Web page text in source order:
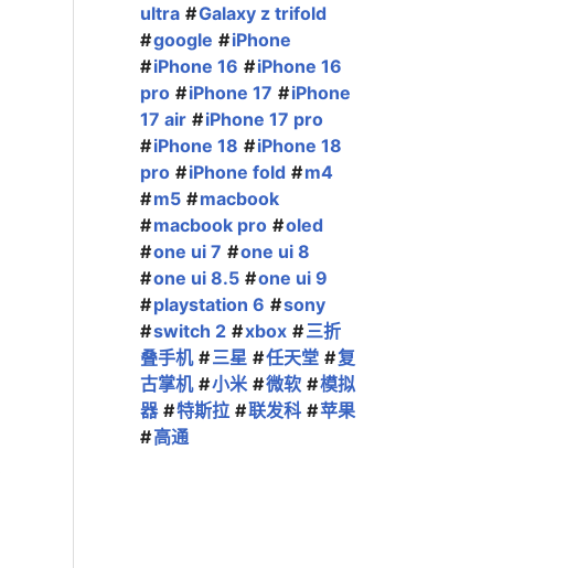
ultra
Galaxy z trifold
google
iPhone
iPhone 16
iPhone 16
pro
iPhone 17
iPhone
17 air
iPhone 17 pro
iPhone 18
iPhone 18
pro
iPhone fold
m4
m5
macbook
macbook pro
oled
one ui 7
one ui 8
one ui 8.5
one ui 9
playstation 6
sony
switch 2
xbox
三折
叠手机
三星 任天堂
复
古掌机
小米 微软
模拟
器
特斯拉 联发科
苹果
高通